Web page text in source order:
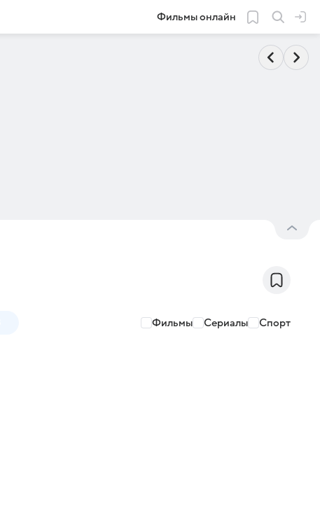
Фильмы онлайн
Фильмы Сериалы Спорт